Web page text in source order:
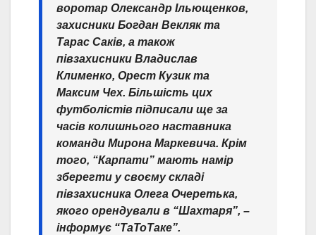
воротар Олександр Ільющенков,
захисники Богдан Векляк та
Тарас Саків, а також
півзахисники Владислав
Клименко, Орест Кузик та
Максим Чех. Більшість цих
футболістів підписали ще за
часів колишнього наставника
команди Мирона Маркевича. Крім
того, “Карпати” мають намір
зберегти у своєму складі
півзахисника Олега Очеретька,
якого орендували в “Шахтаря”, –
інформує “ТаТоТаке”.